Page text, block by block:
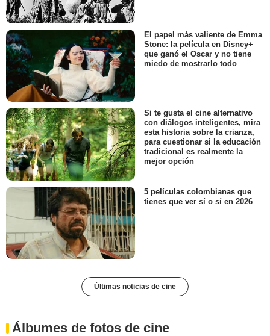
El papel más valiente de Emma
Stone: la película en Disney+
que ganó el Oscar y no tiene
miedo de mostrarlo todo
Si te gusta el cine alternativo
con diálogos inteligentes, mira
esta historia sobre la crianza,
para cuestionar si la educación
tradicional es realmente la
mejor opción
5 películas colombianas que
tienes que ver sí o sí en 2026
Últimas noticias de cine
Álbumes de fotos de cine